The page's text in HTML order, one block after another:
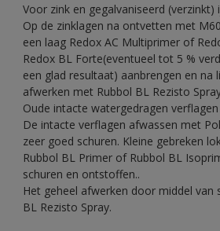
Voor zink en gegalvaniseerd (verzinkt)
Op de zinklagen na ontvetten met
een laag Redox AC Multiprimer of
Redox BL Forte(eventueel tot 5 %
een glad resultaat) aanbrengen en na
afwerken met Rubbol BL Rezisto
Oude intacte watergedragen
De intacte verflagen afwassen met
zeer goed schuren. Kleine gebreken
Rubbol BL Primer of Rubbol BL
schuren en ontstoffen..
Het geheel afwerken door middel van
BL Rezisto Spray.